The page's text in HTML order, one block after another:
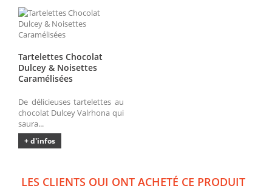
Tartelettes Chocolat
Dulcey & Noisettes
Caramélisées
De délicieuses tartelettes au
chocolat Dulcey Valrhona qui
saura...
+ d'infos
LES CLIENTS QUI ONT ACHETÉ CE PRODUIT